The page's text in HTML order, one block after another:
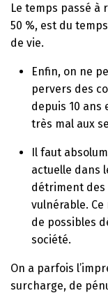
Le temps passé à
50 %, est du
de vie.
Enfin, on ne
pervers des
depuis 10
très mal aux
Il faut
actuelle dans
détriment des
vulnérable.
de possibles
société.
On a parfois
surcharge, de